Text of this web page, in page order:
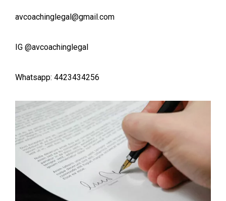
avcoachinglegal@gmail.com
IG @avcoachinglegal
Whatsapp: 4423434256